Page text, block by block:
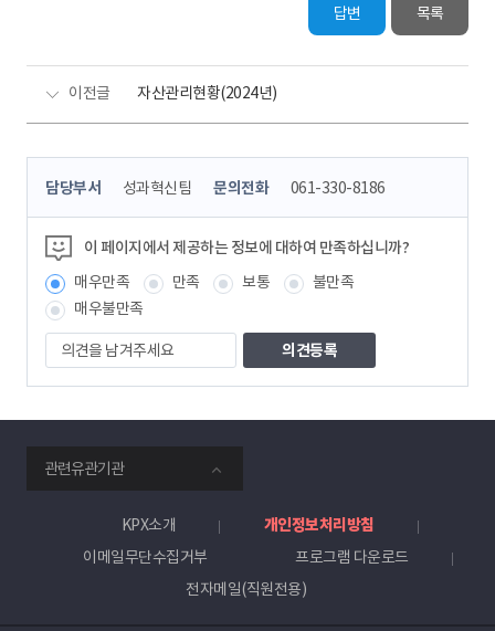
답변 목록
이전글 자산관리현황(2024년)
콘
츠
정
보
책
임
자
담당부서 성과혁신팀 문의전화 061-330-8186
이 페이지에서 제공하는 정보에 대하여 만족하십니까?
매우만족
만족 보통
불만족
매우불만족
의
견
을
겨
주
세
요
관련유관기관
KPX소개
개인정보처리방침
이메일무단수집거부
프로그램 다운로드
전자메일(직원전용)